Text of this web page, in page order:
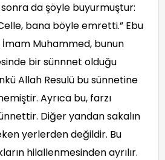
sonra da şöyle buyurmuştur:
bana böyle emretti.” Ebu
Muhammed, bunun
bir sünnnet olduğu
Allah Resulü bu sünnetine
Ayrıca bu, farzı
Diğer yandan sakalın
yerlerden değildir. Bu
hilallenmesinden ayrılır.